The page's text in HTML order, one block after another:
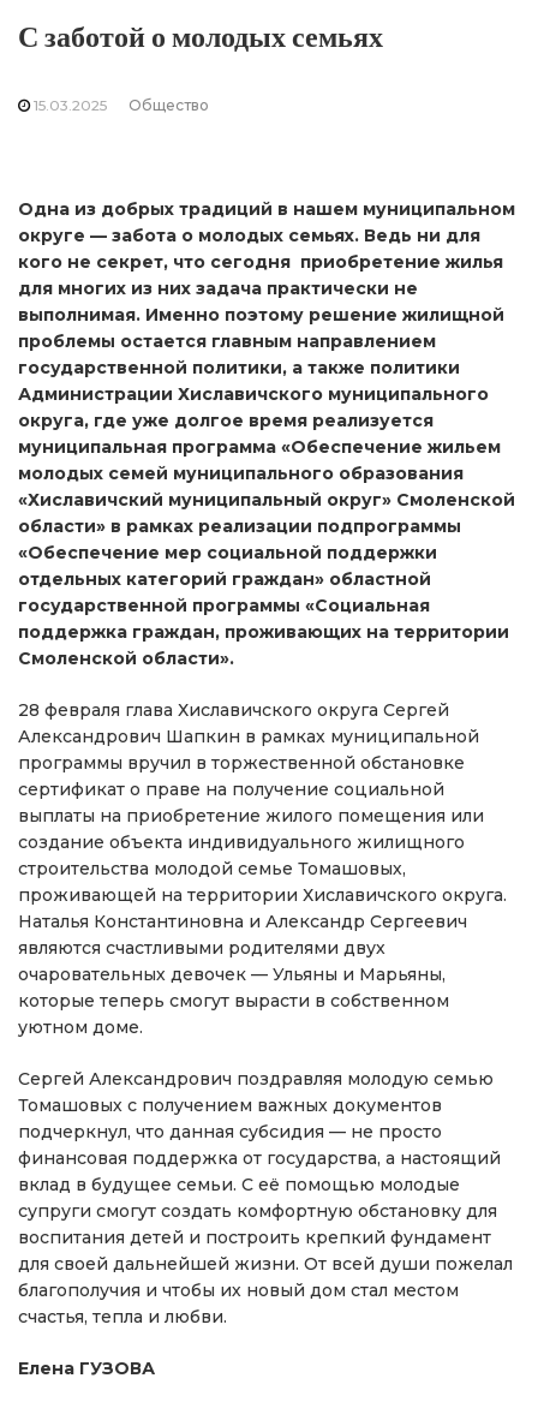
С заботой о молодых семьях
15.03.2025 Общество
Одна из добрых традиций в нашем муниципальном
округе — забота о молодых семьях. Ведь ни для
кого не секрет, что сегодня приобретение жилья
для многих из них задача практически не
выполнимая. Именно поэтому решение жилищной
проблемы остается главным направлением
государственной политики, а также политики
Администрации Хиславичского муниципального
округа, где уже долгое время реализуется
муниципальная программа «Обеспечение жильем
молодых семей муниципального образования
«Хиславичский муниципальный округ» Смоленской
области» в рамках реализации подпрограммы
«Обеспечение мер социальной поддержки
отдельных категорий граждан» областной
государственной программы «Социальная
поддержка граждан, проживающих на территории
Смоленской области».
28 февраля глава Хиславичского округа Сергей
Александрович Шапкин в рамках муниципальной
программы вручил в торжественной обстановке
сертификат о праве на получение социальной
выплаты на приобретение жилого помещения или
создание объекта индивидуального жилищного
строительства молодой семье Томашовых,
проживающей на территории Хиславичского округа.
Наталья Константиновна и Александр Сергеевич
являются счастливыми родителями двух
очаровательных девочек — Ульяны и Марьяны,
которые теперь смогут вырасти в собственном
уютном доме.
Сергей Александрович поздравляя молодую семью
Томашовых с получением важных документов
подчеркнул, что данная субсидия — не просто
финансовая поддержка от государства, а настоящий
вклад в будущее семьи. С её помощью молодые
супруги смогут создать комфортную обстановку для
воспитания детей и построить крепкий фундамент
для своей дальнейшей жизни. От всей души пожелал
благополучия и чтобы их новый дом стал местом
счастья, тепла и любви.
Елена ГУЗОВА